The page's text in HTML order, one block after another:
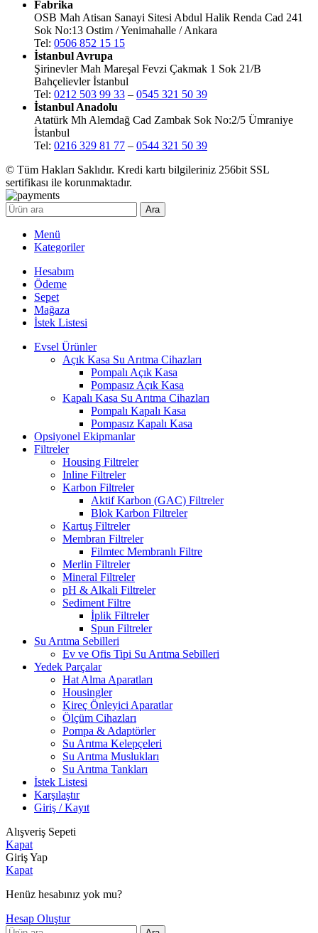
Fabrika
OSB Mah Atisan Sanayi Sitesi Abdul Halik Renda Cad 241
Sok No:13 Ostim / Yenimahalle / Ankara
Tel: 0506 852 15 15
İstanbul Avrupa
Şirinevler Mah Mareşal Fevzi Çakmak 1 Sok 21/B
Bahçelievler İstanbul
Tel: 0212 503 99 33 – 0545 321 50 39
İstanbul Anadolu
Atatürk Mh Alemdağ Cad Zambak Sok No:2/5 Ümraniye
İstanbul
Tel: 0216 329 81 77 – 0544 321 50 39
© Tüm Hakları Saklıdır. Kredi kartı bilgileriniz 256bit SSL
sertifikası ile korunmaktadır.
Ara
Menü
Kategoriler
Hesabım
Ödeme
Sepet
Mağaza
İstek Listesi
Evsel Ürünler
Açık Kasa Su Arıtma Cihazları
Pompalı Açık Kasa
Pompasız Açık Kasa
Kapalı Kasa Su Arıtma Cihazları
Pompalı Kapalı Kasa
Pompasız Kapalı Kasa
Opsiyonel Ekipmanlar
Filtreler
Housing Filtreler
Inline Filtreler
Karbon Filtreler
Aktif Karbon (GAC) Filtreler
Blok Karbon Filtreler
Kartuş Filtreler
Membran Filtreler
Filmtec Membranlı Filtre
Merlin Filtreler
Mineral Filtreler
pH & Alkali Filtreler
Sediment Filtre
İplik Filtreler
Spun Filtreler
Su Arıtma Sebilleri
Ev ve Ofis Tipi Su Arıtma Sebilleri
Yedek Parçalar
Hat Alma Aparatları
Housingler
Kireç Önleyici Aparatlar
Ölçüm Cihazları
Pompa & Adaptörler
Su Arıtma Kelepçeleri
Su Arıtma Muslukları
Su Arıtma Tankları
İstek Listesi
Karşılaştır
Giriş / Kayıt
Alışveriş Sepeti
Kapat
Giriş Yap
Kapat
Henüz hesabınız yok mu?
Hesap Oluştur